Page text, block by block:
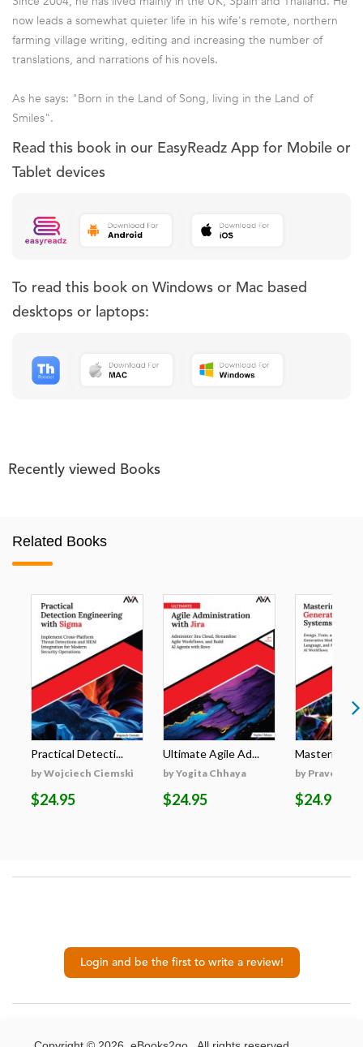
now leads a somewhat quieter life in his wife's remote, northern
farming village writing, editing and increasing the number of
translations, and narrations of his novels.
As he says: "Born in the Land of Song, living in the Land of
Smiles".
Read this book in our EasyReadz App for Mobile or
Tablet devices
To read this book on Windows or Mac based
desktops or laptops:
Recently viewed Books
Related Books
Practical Detecti...
by Wojciech Ciemski
$24.95
Ultimate Agile Ad...
by Yogita Chhaya
$24.95
Mastering
by Praveen
$24.95
Login and be the first to write a review!